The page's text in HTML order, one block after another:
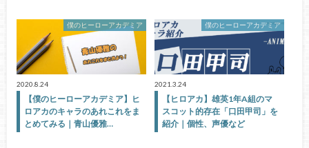
僕のヒーローアカデミア
2020.8.24
【僕のヒーローアカデミア】ヒ
ロアカのキャラのあれこれをま
とめてみる｜青山優雅…
僕のヒーローアカデミア
2021.3.24
【ヒロアカ】雄英1年A組のマ
スコット的存在「口田甲司」を
紹介｜個性、声優など